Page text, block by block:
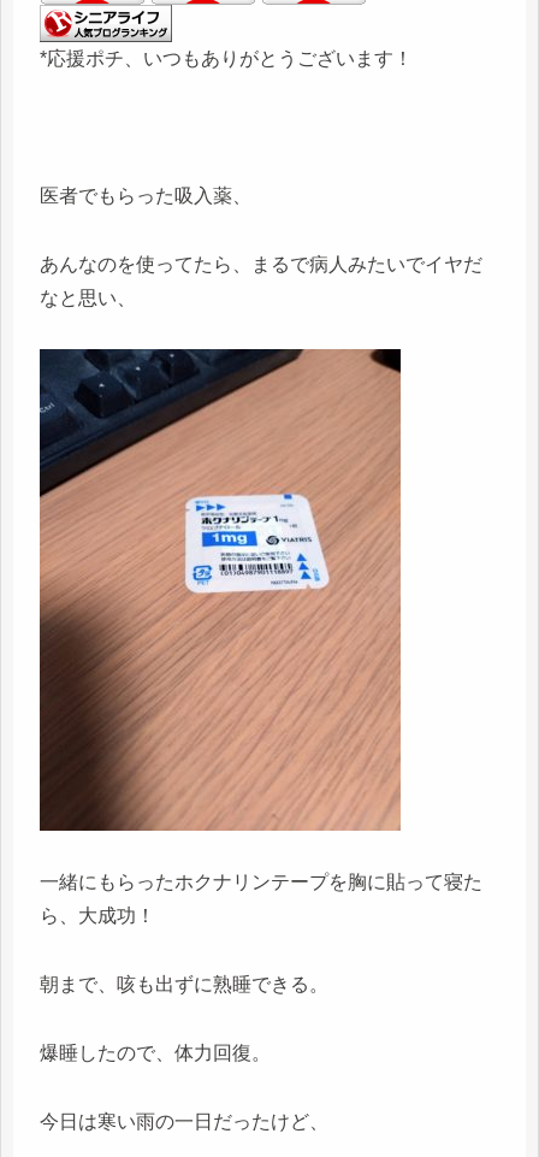
*応援ポチ、いつもありがとうございます！
医者でもらった吸入薬、
あんなのを使ってたら、まるで病人みたいでイヤだ
なと思い、
一緒にもらったホクナリンテープを胸に貼って寝た
ら、大成功！
朝まで、咳も出ずに熟睡できる。
爆睡したので、体力回復。
今日は寒い雨の一日だったけど、